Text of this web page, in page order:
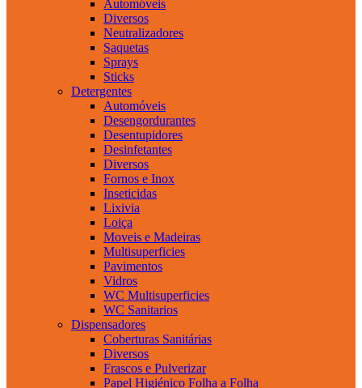
Automóveis
Diversos
Neutralizadores
Saquetas
Sprays
Sticks
Detergentes
Automóveis
Desengordurantes
Desentupidores
Desinfetantes
Diversos
Fornos e Inox
Inseticidas
Lixivia
Loiça
Moveis e Madeiras
Multisuperficies
Pavimentos
Vidros
WC Multisuperficies
WC Sanitarios
Dispensadores
Coberturas Sanitárias
Diversos
Frascos e Pulverizar
Papel Higiénico Folha a Folha